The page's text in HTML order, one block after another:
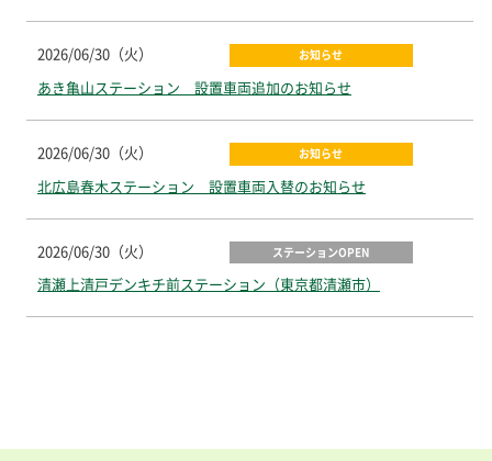
2026/06/30（火） お知らせ
あき亀山ステーション 設置車両追加のお知らせ
2026/06/30（火） お知らせ
北広島春木ステーション 設置車両入替のお知らせ
2026/06/30（火） ステーションOPEN
清瀬上清戸デンキチ前ステーション（東京都清瀬市）